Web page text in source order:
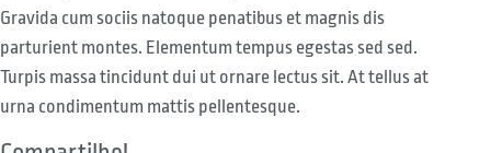
Gravida cum sociis natoque penatibus et magnis dis
parturient montes. Elementum tempus egestas sed sed.
Turpis massa tincidunt dui ut ornare lectus sit. At tellus at
urna condimentum mattis pellentesque.